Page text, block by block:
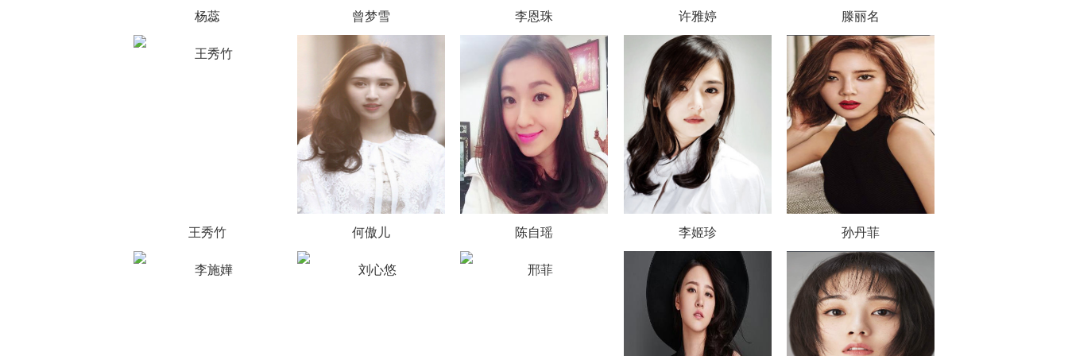
杨蕊 曾梦雪 李恩珠 许雅婷 滕丽名
王秀竹 何傲儿 陈自瑶 李姬珍 孙丹菲